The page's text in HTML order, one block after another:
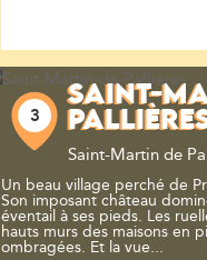
3
SAINT-
Saint-Martin de
Un beau village perché de
Son imposant château
éventail à ses pieds. Les
hauts murs des maisons en
ombragées. Et la vue...